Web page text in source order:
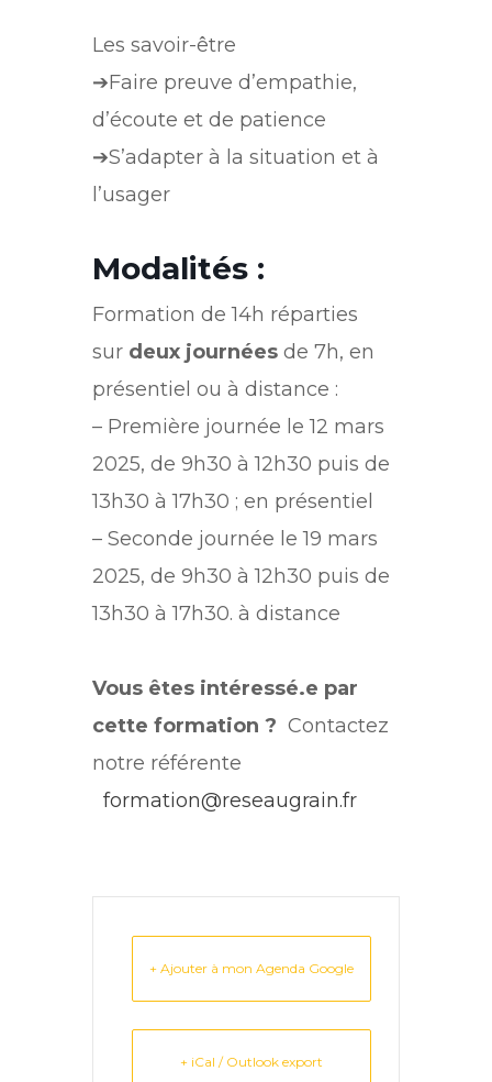
Les savoir-être
➔Faire preuve d’empathie,
d’écoute et de patience
➔S’adapter à la situation et à
l’usager
Modalités :
Formation de 14h réparties
sur deux journées de 7h, en
présentiel ou à distance :
– Première journée le 12 mars
2025, de 9h30 à 12h30 puis de
13h30 à 17h30 ; en présentiel
– Seconde journée le 19 mars
2025, de 9h30 à 12h30 puis de
13h30 à 17h30. à distance
Vous êtes intéressé.e par
cette formation ? Contactez
notre référente
formation@reseaugrain.fr
+ Ajouter à mon Agenda Google
+ iCal / Outlook export